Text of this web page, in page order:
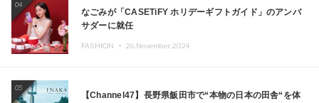
04
なごみが「CASETiFY ホリデーギフトガイド」のアンバ
サダーに就任
FASHION ・ 26.November.2024
05
【Channel47】長野県飯田市で“本物の日本の田舎“を体